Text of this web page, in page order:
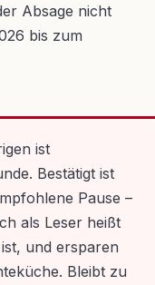
Absage nicht
bis zum
ist
Bestätigt ist
Pause –
als Leser heißt
und ersparen
Bleibt zu